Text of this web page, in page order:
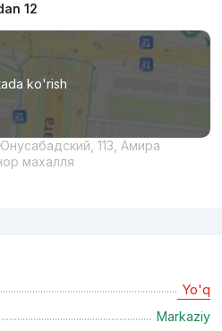
(99) 853...
Qulaylik
12
ko'rish
113, Амира
махалля
Yo'q
Markaziy